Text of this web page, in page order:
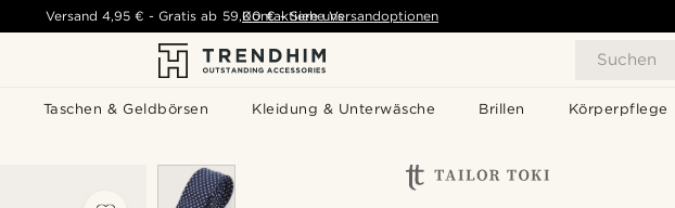
Suchen
Taschen & Geldbörsen Kleidung & Unterwäsche Brillen Körperpflege
Versand 4,95 € -Gratis ab 59,00 € - Siehe Versandoptionen
Kontaktiere uns